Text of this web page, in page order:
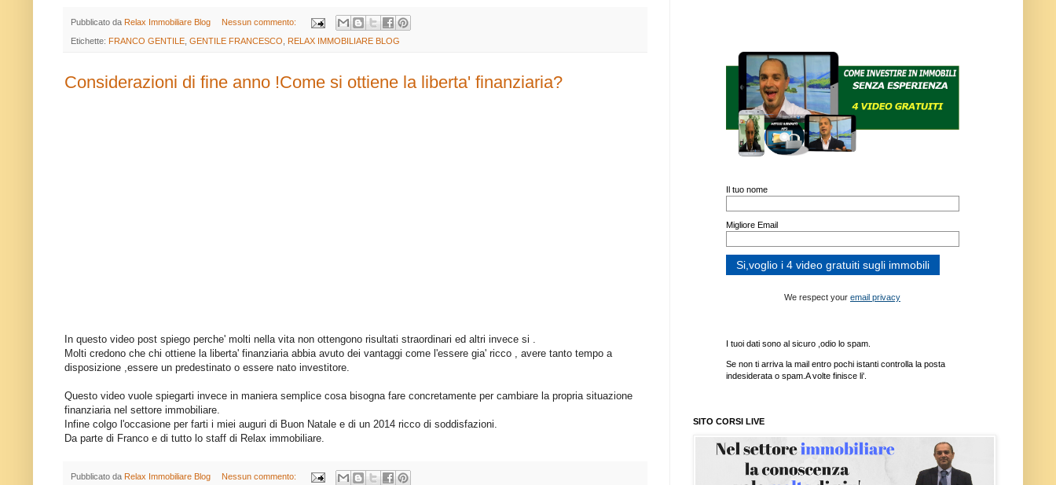
Pubblicato da Relax Immobiliare Blog Nessun commento:
Etichette: FRANCO GENTILE GENTILE FRANCESCO RELAX IMMOBILIARE BLOG
Considerazioni di fine anno !Come si ottiene la liberta' finanziaria?
In questo video post spiego perche' molti nella vita non ottengono risultati straordinari ed altri invece si .
Molti credono che chi ottiene la liberta' finanziaria abbia avuto dei vantaggi come l'essere gia' ricco , avere tanto tempo a
disposizione ,essere un predestinato o essere nato investitore.
Questo video vuole spiegarti invece in maniera semplice cosa bisogna fare concretamente per cambiare la propria situazione
finanziaria nel settore immobiliare.
Infine colgo l'occasione per farti i miei auguri di Buon Natale e di un 2014 ricco di soddisfazioni.
Da parte di Franco e di tutto lo staff di Relax immobiliare.
Pubblicato da Relax Immobiliare Blog Nessun commento:
Il tuo nome
Migliore Email
We respect your email privacy
I tuoi dati sono al sicuro ,odio lo spam.
Se non ti arriva la mail entro pochi istanti controlla la posta
indesiderata o spam.A volte finisce li'.
SITO CORSI LIVE